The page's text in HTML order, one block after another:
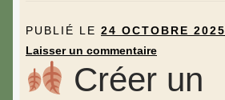
A propos de moi
PUBLIÉ LE 24 OCTOBRE 2025
Laisser un commentaire
Créer un